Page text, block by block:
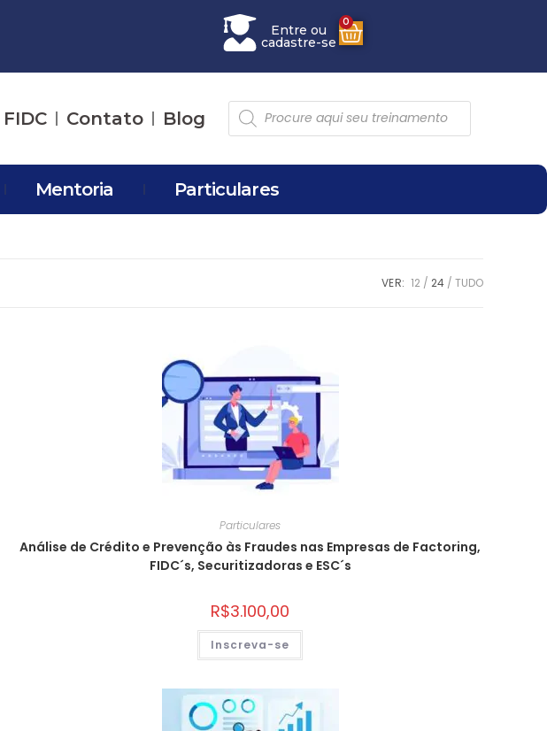
Entre ou
cadastre-se
0
FIDC Contato Blog
Mentoria Particulares
VER: 12 24 TUDO
Particulares
Análise de Crédito e Prevenção às Fraudes nas Empresas de Factoring,
FIDC´s, Securitizadoras e ESC´s
R$3.100,00
Inscreva-se